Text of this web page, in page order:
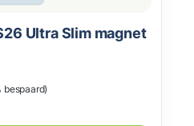
Ultra Slim magnet
bespaard)